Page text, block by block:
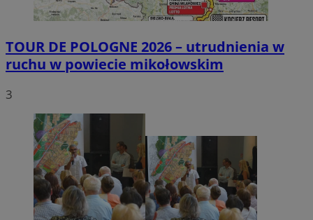
TOUR DE POLOGNE 2026 – utrudnienia w
ruchu w powiecie mikołowskim
3